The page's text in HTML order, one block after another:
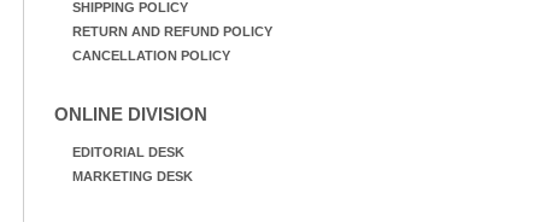
SHIPPING POLICY
RETURN AND REFUND POLICY
CANCELLATION POLICY
ONLINE DIVISION
EDITORIAL DESK
MARKETING DESK